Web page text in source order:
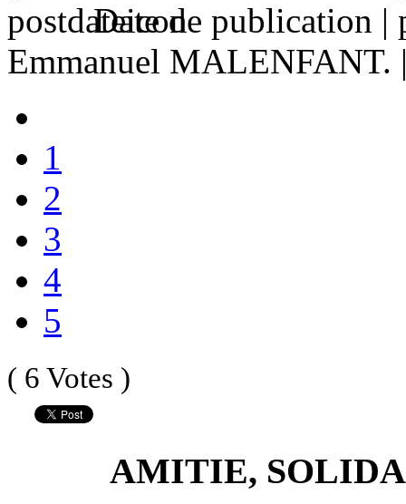
Date de publication |
Emmanuel MALENFANT.
1
2
3
4
5
( 6 Votes )
AMITIE,